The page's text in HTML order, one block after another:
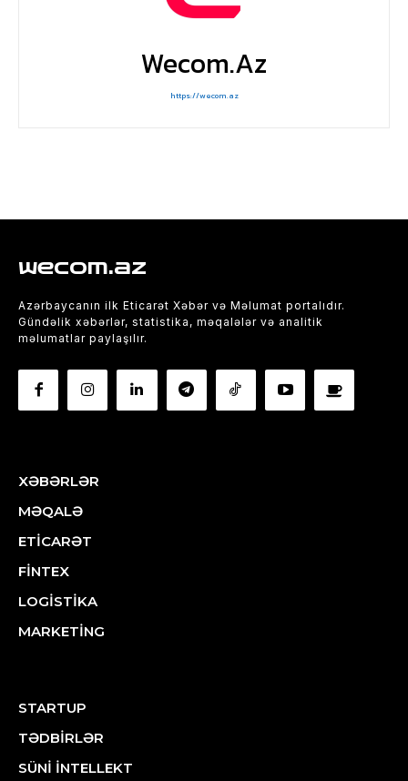
Wecom.az
https://wecom.az
wecom.az
Azərbaycanın ilk Eticarət Xəbər və Məlumat portalıdır.
Gündəlik xəbərlər, statistika, məqalələr və analitik
məlumatlar paylaşılır.
XƏBƏRLƏR
MƏQALƏ
ETİCARƏT
FİNTEX
LOGİSTİKA
MARKETİNG
STARTUP
TƏDBİRLƏR
SÜNİ İNTELLEKT